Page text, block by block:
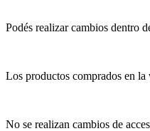
Podés realizar cambios dentro
Los productos comprados en
No se realizan cambios de